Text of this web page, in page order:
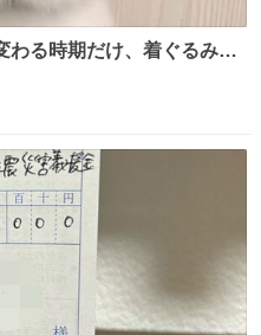
わる時期だけ、着ぐるみを
す